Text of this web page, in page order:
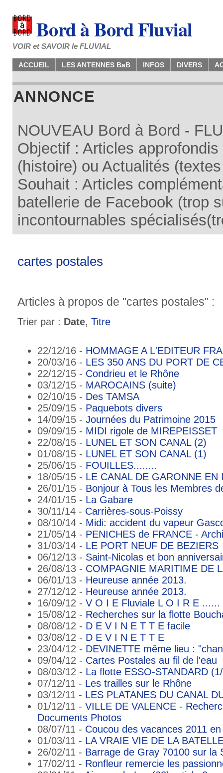
Bord à Bord Fluvial
VOIR et SAVOIR le FLUVIAL
ACCUEIL LES ANTENNES BaB INFOS DIVERS
ANNONCE
NOUVEAU Bord à Bord -
Objectif : Articles
(histoire) ou Actualités
Souhait : Articles
batellerie de Facebook (trop
incontournables
cartes postales
Articles à propos de "cartes postales" :
Trier par : Date, Titre
22/12/16 - HOMMAGE A L'EDITEUR
20/03/16 - LES 350 ANS DU PORT DE
22/12/15 - Condrieu et le Rhône
03/12/15 - MAROCAINS (suite)
02/10/15 - Des TAMSA
25/09/15 - Paquebots divers
14/09/15 - Journées du Patrimoine 2015
09/09/15 - MIDI rigole de MIREPEISSET
22/08/15 - LUNEL ET SON CANAL (2)
01/08/15 - LUNEL ET SON CANAL (1)
25/06/15 - FOUILLES........
18/05/15 - LE CANAL DE GARONNE EN
26/01/15 - Bonjour à Tous les Membres
24/01/15 - La Gabare
30/11/14 - Carrières-sous-Poissy
08/10/14 - Midi: accident du vapeur
21/05/14 - PENICHES de FRANCE -
31/03/14 - LE PORT NEUF DE BEZIERS
06/12/13 - Saint-Nicolas et bon
26/08/13 - COMPAGNIE MARITIME DE
06/01/13 - Heureuse année 2013.
27/12/12 - Heureuse année 2013.
16/09/12 - V O I E Fluviale L O I R E ......
15/08/12 - Recherches sur la flotte
08/08/12 - D E V I N E T T E facile
03/08/12 - D E V I N E T T E
23/04/12 - DEVINETTE même lieu :
09/04/12 - Cartes Postales au fil de l'eau
08/03/12 - La flotte ESSO-STANDARD
07/12/11 - Les trailles sur le Rhône
03/12/11 - LES PLATANES DU CANAL
01/12/11 - VILLE DE VALENCE -
Documents Photos
08/07/11 - Coucou des vacances 2011
01/03/11 - LA VRAIE VIE DE LA
26/02/11 - Barrage de Gray 70100 sur la
17/02/11 - Ronfleur remercie les